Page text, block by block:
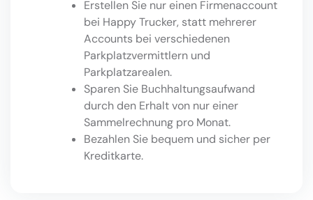
Erstellen Sie nur einen Firmenaccount
bei Happy Trucker, statt mehrerer
Accounts bei verschiedenen
Parkplatzvermittlern und
Parkplatzarealen.
Sparen Sie Buchhaltungsaufwand
durch den Erhalt von nur einer
Sammelrechnung pro Monat.
Bezahlen Sie bequem und sicher per
Kreditkarte.